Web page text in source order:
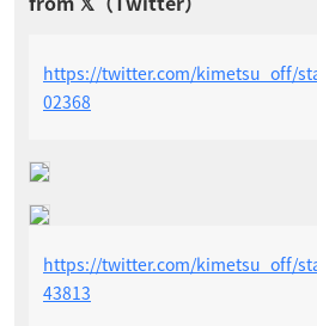
https://twitter.com/kimetsu_off/
02368
https://twitter.com/kimetsu_off/
43813